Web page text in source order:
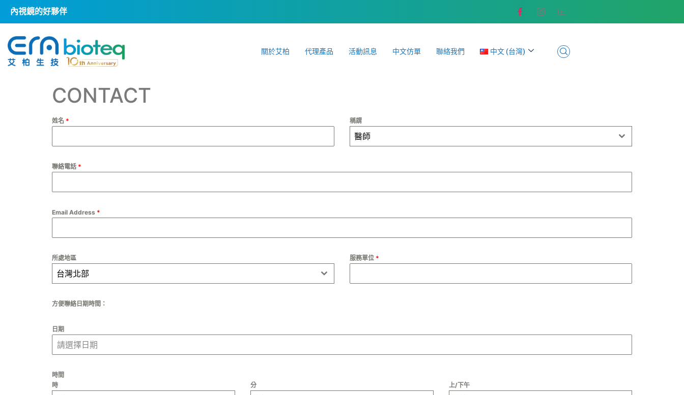
內視鏡的好夥伴
關於艾柏 代理產品 活動訊息 中文仿單 聯絡我們 中文 (台灣)
CONTACT
姓名 * 稱謂
醫師
聯絡電話 *
Email Address *
所處地區
台灣北部
服務單位 *
方便聯絡日期時間：
日期
時間
時
分 上/下午